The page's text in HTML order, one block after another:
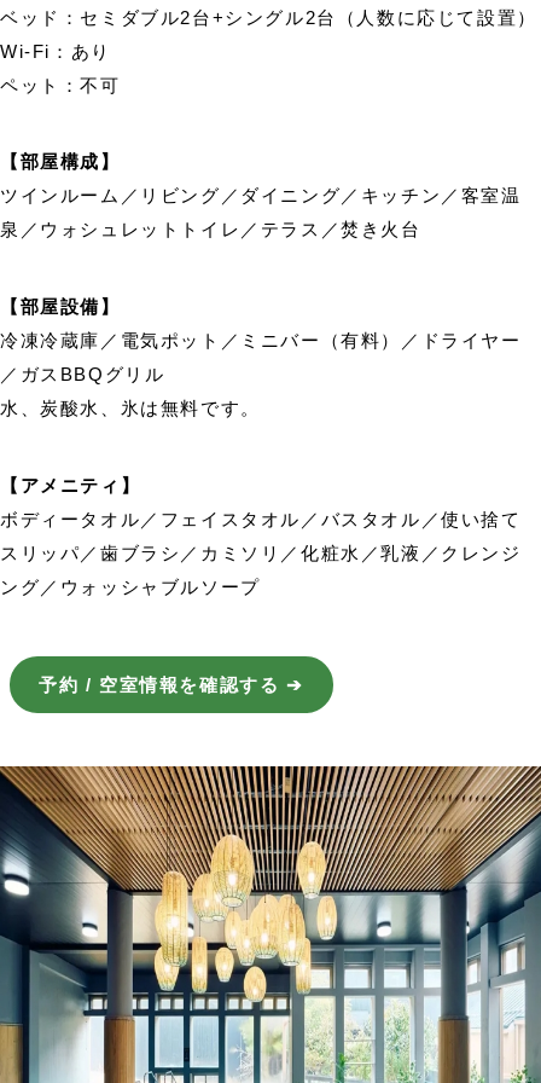
ベッド：セミダブル2台+シングル2台（人数に応じて設置）
Wi-Fi：あり
ペット：不可
【部屋構成】
ツインルーム／リビング／ダイニング／キッチン／客室温
泉／ウォシュレットトイレ／テラス／焚き火台
【部屋設備】
冷凍冷蔵庫／電気ポット／ミニバー（有料）／ドライヤー
／ガスBBQグリル
水、炭酸水、氷は無料です。
【アメニティ】
ボディータオル／フェイスタオル／バスタオル／使い捨て
スリッパ／歯ブラシ／カミソリ／化粧水／乳液／クレンジ
ング／ウォッシャブルソープ
予約 / 空室情報を確認する ➔